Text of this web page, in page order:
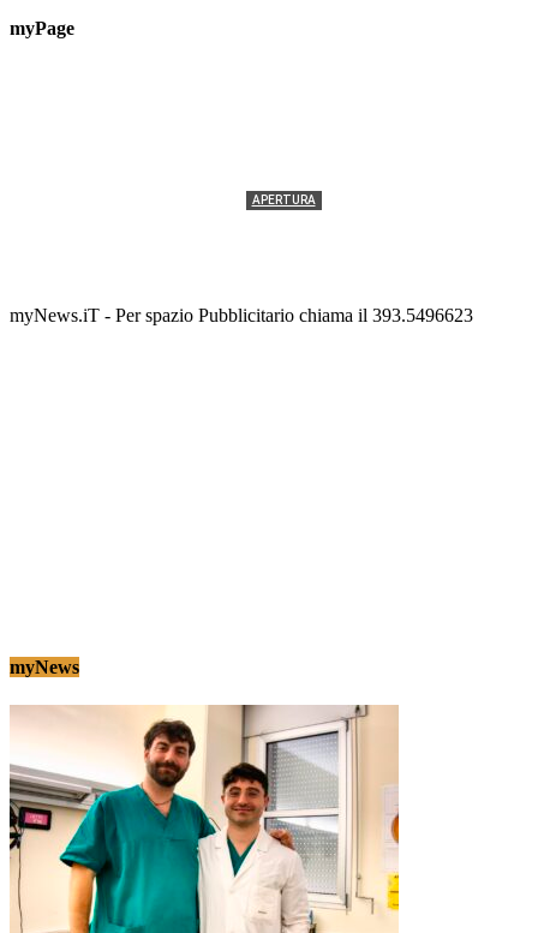
myPage
APERTURA
myNews.iT - Per spazio Pubblicitario chiama il 393.5496623
myNews